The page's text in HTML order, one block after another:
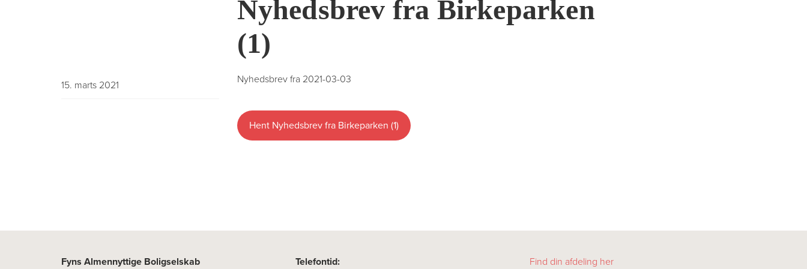
Nyhedsbrev fra Birkeparken
(1)
Nyhedsbrev fra 2021-03-03
Hent Nyhedsbrev fra Birkeparken (1)
15. marts 2021
Fyns Almennyttige Boligselskab Telefontid: Find din afdeling her